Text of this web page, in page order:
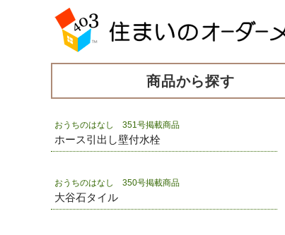
商品から探す
おうちのはなし 351号掲載商品
ホース引出し壁付水栓
おうちのはなし 350号掲載商品
大谷石タイル